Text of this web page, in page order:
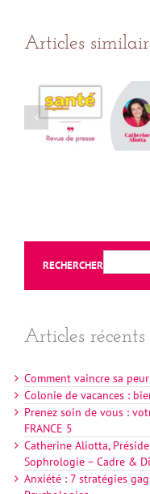
Articles
RECHERCHER
Articles récents
Comment vaincre sa
Colonie de vacances :
Prenez soin de vous :
FRANCE 5
Catherine Aliotta,
Sophrologie – Cadre &
Anxiété : 7 stratégies